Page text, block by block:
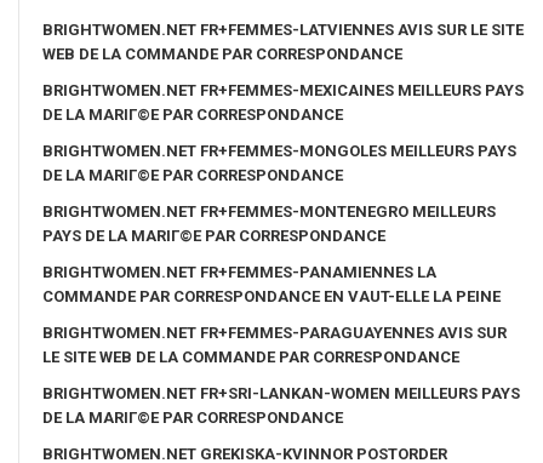
BRIGHTWOMEN.NET FR+FEMMES-LATVIENNES AVIS SUR LE SITE
WEB DE LA COMMANDE PAR CORRESPONDANCE
BRIGHTWOMEN.NET FR+FEMMES-MEXICAINES MEILLEURS PAYS
DE LA MARIГ©E PAR CORRESPONDANCE
BRIGHTWOMEN.NET FR+FEMMES-MONGOLES MEILLEURS PAYS
DE LA MARIГ©E PAR CORRESPONDANCE
BRIGHTWOMEN.NET FR+FEMMES-MONTENEGRO MEILLEURS
PAYS DE LA MARIГ©E PAR CORRESPONDANCE
BRIGHTWOMEN.NET FR+FEMMES-PANAMIENNES LA
COMMANDE PAR CORRESPONDANCE EN VAUT-ELLE LA PEINE
BRIGHTWOMEN.NET FR+FEMMES-PARAGUAYENNES AVIS SUR
LE SITE WEB DE LA COMMANDE PAR CORRESPONDANCE
BRIGHTWOMEN.NET FR+SRI-LANKAN-WOMEN MEILLEURS PAYS
DE LA MARIГ©E PAR CORRESPONDANCE
BRIGHTWOMEN.NET GREKISKA-KVINNOR POSTORDER